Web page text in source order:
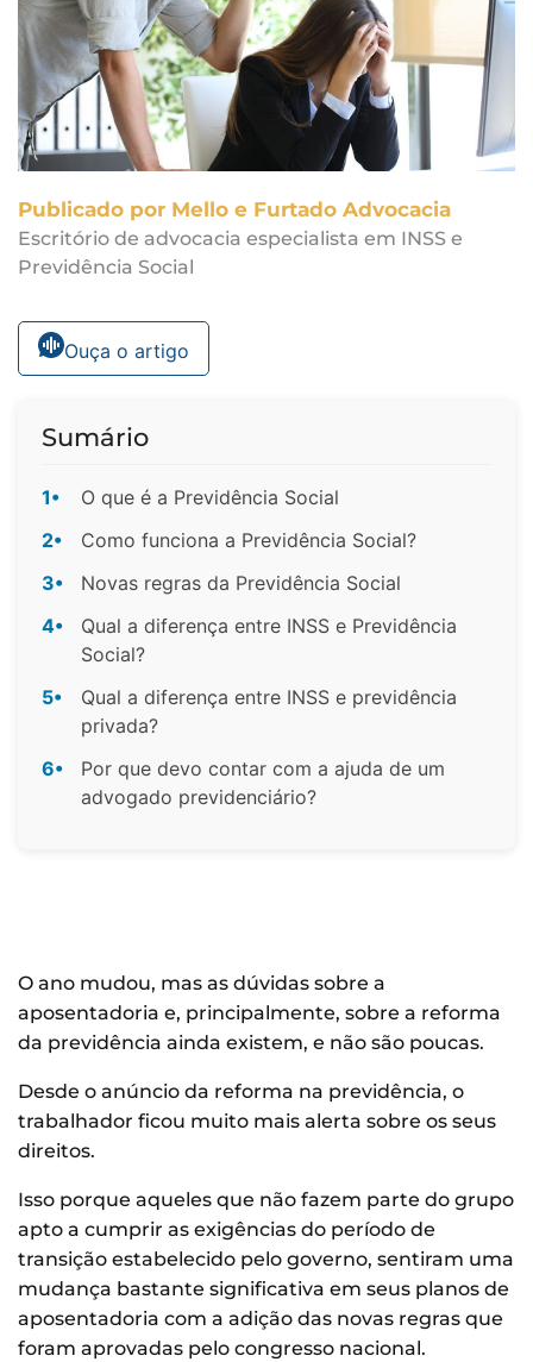
Publicado por Mello e Furtado Advocacia
Escritório de advocacia especialista em INSS e
Previdência Social
Ouça o artigo
Sumário
1•
O que é a Previdência Social
2•
Como funciona a Previdência Social?
3•
Novas regras da Previdência Social
4•
Qual a diferença entre INSS e Previdência
Social?
5•
Qual a diferença entre INSS e previdência
privada?
6•
Por que devo contar com a ajuda de um
advogado previdenciário?
O ano mudou, mas as dúvidas sobre a
aposentadoria e, principalmente, sobre a reforma
da previdência ainda existem, e não são poucas.
Desde o anúncio da reforma na previdência, o
trabalhador ficou muito mais alerta sobre os seus
direitos.
Isso porque aqueles que não fazem parte do grupo
apto a cumprir as exigências do período de
transição estabelecido pelo governo, sentiram uma
mudança bastante significativa em seus planos de
aposentadoria com a adição das novas regras que
foram aprovadas pelo congresso nacional.